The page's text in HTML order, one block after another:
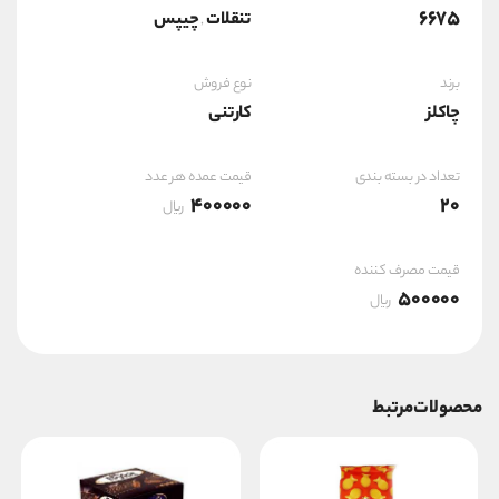
6675 تنقلات,چیپس
برند
چاکلز
نوع فروش
کارتنی
تعداد در بسته بندی
20
قیمت عمده هر عدد
400000 ریال
قیمت مصرف کننده
500000 ریال
محصولات مرتبط